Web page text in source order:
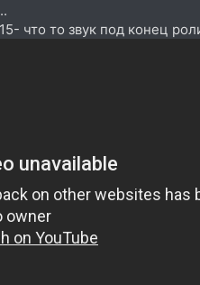
что то звук под конец